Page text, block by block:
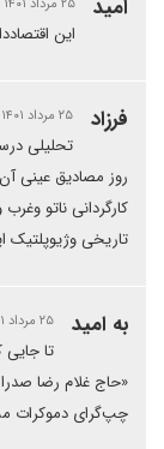
امید
این
فرزاد ۲۵ مرداد ۱۴۰۱ | ۱۱:۱۵
تحلیلی
روز مصادیق عینی
کارگردانی ناتو
تاریخی
به امید ۲۵ مرداد ۱۴۰۱ | ۱۴:۱۱
تا
«حاج غلام رضا
چپ‌گرای دموکرات